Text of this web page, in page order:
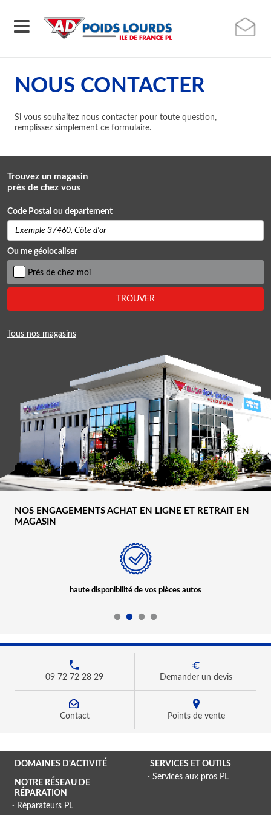
NOUS CONTACTER
Si vous souhaitez nous contacter pour toute question,
remplissez simplement ce formulaire.
Trouvez un magasin
près de chez vous
Code Postal ou departement
Ou me géolocaliser
Près de chez moi
TROUVER
Tous nos magasins
NOS ENGAGEMENTS ACHAT EN LIGNE ET RETRAIT EN
MAGASIN
haute disponibilité de vos pièces autos
09 72 72 28 29 Demander un devis
Contact Points de vente
DOMAINES D'ACTIVITÉ
NOTRE RÉSEAU DE
RÉPARATION
Réparateurs PL
SERVICES ET OUTILS
Services aux pros PL